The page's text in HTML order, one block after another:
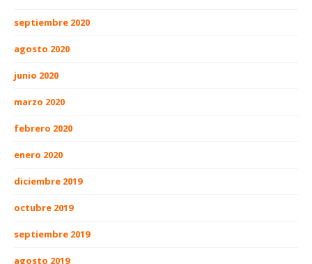
septiembre 2020
agosto 2020
junio 2020
marzo 2020
febrero 2020
enero 2020
diciembre 2019
octubre 2019
septiembre 2019
agosto 2019